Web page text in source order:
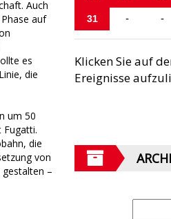
Auch
auf
es
die
um 50
Fugatti.
die
von
–
31 - -
Klicken Sie auf
Ereignisse